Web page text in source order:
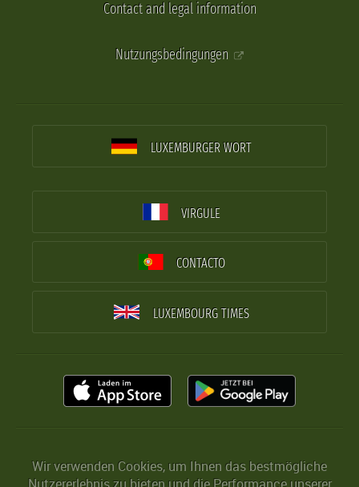
Contact and legal information
Nutzungsbedingungen
LUXEMBURGER WORT
VIRGULE
CONTACTO
LUXEMBOURG TIMES
Wir verwenden Cookies, um Ihnen das bestmögliche